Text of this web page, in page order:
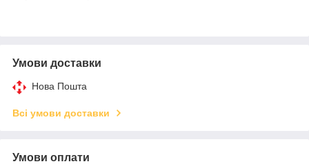
Умови доставки
Нова Пошта
Всі умови доставки
Умови оплати